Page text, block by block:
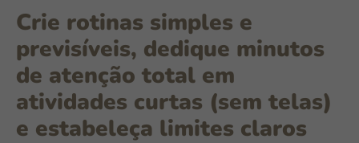
Crie rotinas simples e
previsíveis, dedique minutos
de atenção total em
atividades curtas (sem telas)
e estabeleça limites claros